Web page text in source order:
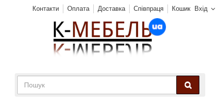
Вхід
Контакти Оплата Доставка Співпраця Кошик